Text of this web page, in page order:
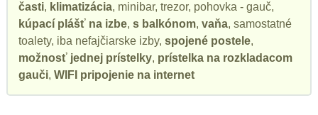
časti, klimatizácia, minibar, trezor, pohovka - gauč,
kúpací plášť na izbe, s balkónom, vaňa, samostatné
toalety, iba nefajčiarske izby, spojené postele,
možnosť jednej prístelky, prístelka na rozkladacom
gauči, WIFI pripojenie na internet